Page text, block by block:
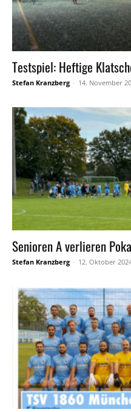
Testspiel: Heftige
Stefan Kranzberg - 14. November
Senioren A verlieren
Stefan Kranzberg - 12. Oktober